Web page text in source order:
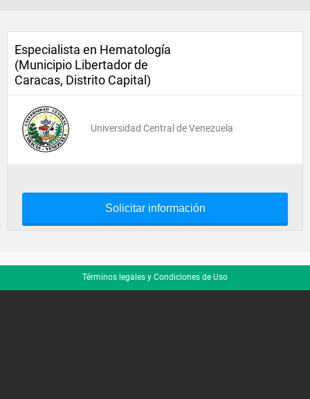
Especialista en Hematología
(Municipio Libertador de
Caracas, Distrito Capital)
Universidad Central de Venezuela
Solicitar información
Términos legales y Condiciones de Uso